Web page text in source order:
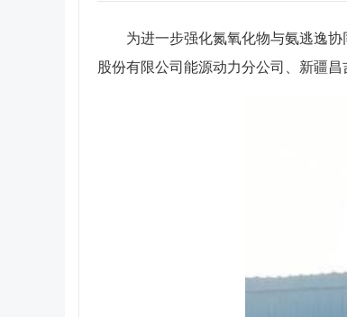
为进一步强化氮氧化物与氨逃逸
股份有限公司能源动力分公司、新疆